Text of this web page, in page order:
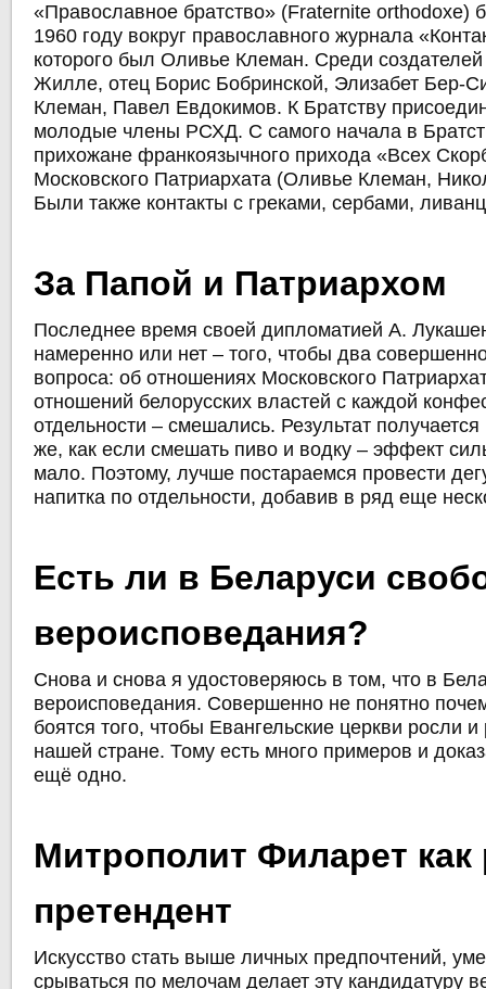
«Православное братство» (Fraternite orthodoxe)
1960 году вокруг православного журнала
которого был Оливье Клеман. Среди
Жилле, отец Борис Бобринской, Элизабет Бер-
Клеман, Павел Евдокимов. К Братству
молодые члены РСХД. С самого начала в
прихожане франкоязычного прихода «Всех
Московского Патриархата (Оливье Клеман,
Были также контакты с греками, сербами,
За Папой и Патриархом
Последнее время своей дипломатией А.
намеренно или нет – того, чтобы два
вопроса: об отношениях Московского
отношений белорусских властей с каждой
отдельности – смешались. Результат
же, как если смешать пиво и водку – эффект
мало. Поэтому, лучше постараемся провести
напитка по отдельности, добавив в ряд еще
Есть ли в Беларуси
вероисповедания?
Снова и снова я удостоверяюсь в том, что в
вероисповедания. Совершенно не понятно
боятся того, чтобы Евангельские церкви росли
нашей стране. Тому есть много примеров и
ещё одно.
Митрополит Филарет
претендент
Искусство стать выше личных предпочтений,
срываться по мелочам делает эту кандидатуру